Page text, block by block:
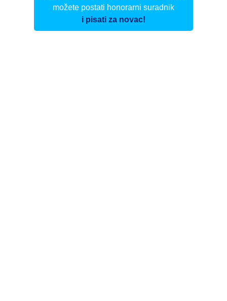
možete postati honorarni suradnik
i pisati za novac!